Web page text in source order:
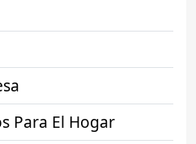
Para El Hogar